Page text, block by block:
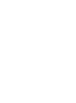
LA